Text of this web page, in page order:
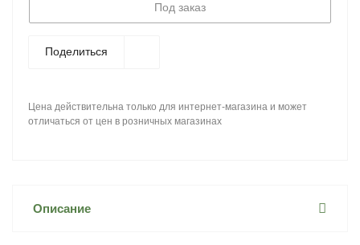
Под заказ
Поделиться
Цена действительна только для интернет-магазина и может
отличаться от цен в розничных магазинах
Описание